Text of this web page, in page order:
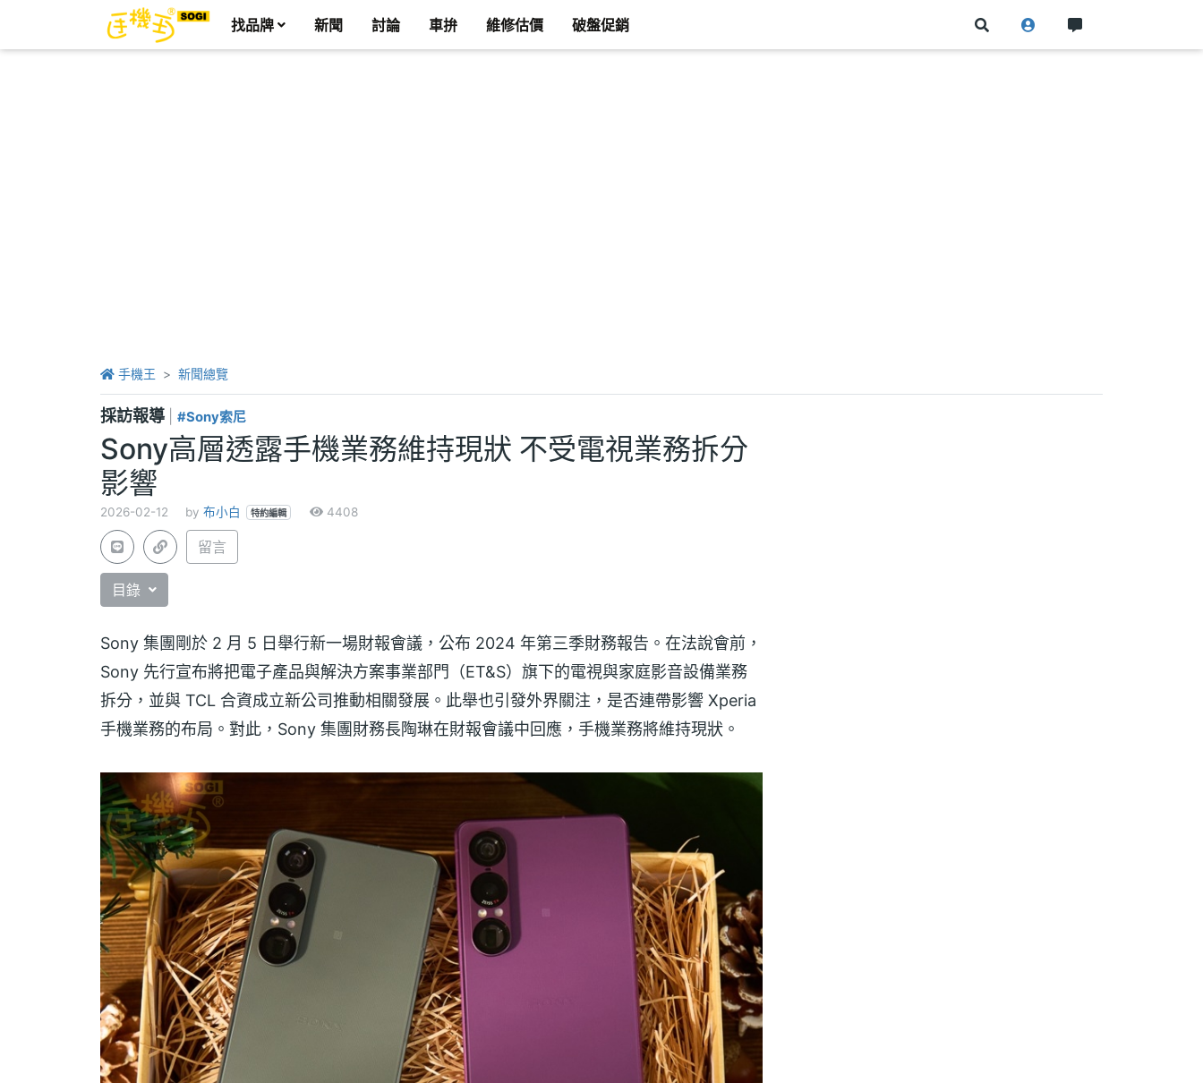
找品牌 新聞 討論 車拚 維修估價 破盤促銷
手機王 新聞總覽
採訪報導 #Sony索尼
Sony高層透露手機業務維持現狀 不受電視業務拆分
影響
2026-02-12 by 布小白 特約編輯 4408
留言
目錄
Sony 集團剛於 2 月 5 日舉行新一場財報會議，公布 2024 年第三季財務報告。在法說會前，
Sony 先行宣布將把電子產品與解決方案事業部門（ET&S）旗下的電視與家庭影音設備業務
拆分，並與 TCL 合資成立新公司推動相關發展。此舉也引發外界關注，是否連帶影響 Xperia
手機業務的布局。對此，Sony 集團財務長陶琳在財報會議中回應，手機業務將維持現狀。